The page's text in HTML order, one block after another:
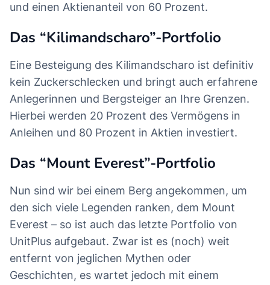
und einen Aktienanteil von 60 Prozent.
Das “Kilimandscharo”-Portfolio
Eine Besteigung des Kilimandscharo ist definitiv
kein Zuckerschlecken und bringt auch erfahrene
Anlegerinnen und Bergsteiger an Ihre Grenzen.
Hierbei werden 20 Prozent des Vermögens in
Anleihen und 80 Prozent in Aktien investiert.
Das “Mount Everest”-Portfolio
Nun sind wir bei einem Berg angekommen, um
den sich viele Legenden ranken, dem Mount
Everest – so ist auch das letzte Portfolio von
UnitPlus aufgebaut. Zwar ist es (noch) weit
entfernt von jeglichen Mythen oder
Geschichten, es wartet jedoch mit einem